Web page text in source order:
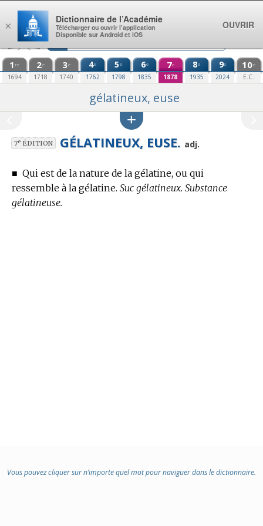
Aller au contenu
1 re
1694
2e
1718
3e
1740
4e
1762
5e
1798
6e
1835
7e
1878
8e
1935
9e
2024
10e
E.C.
gélatineux, euse
7eÉDITION GÉLATINEUX, EUSE. adj.
■ Qui est de la nature de la gélatine, ou qui
ressemble à la gélatine. Suc gélatineux. Substance
gélatineuse.
Vous pouvez cliquer sur n’importe quel mot pour naviguer dans le dictionnaire.
×
Dictionnaire de l’Académie
Télécharger ou ouvrir l’application
Disponible sur Android et iOS
OUVRIR